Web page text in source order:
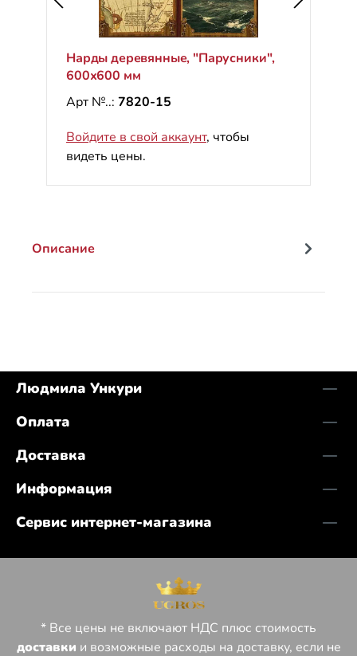
Нарды деревянные, "Парусники",
600х600 мм
Арт №..: 7820-15
Войдите в свой аккаунт, чтобы
видеть цены.
Описание
Людмила Ункури
Оплата
Доставка
Информация
Сервис интернет-магазина
* Все цены не включают НДС плюс стоимость
доставки и возможные расходы на доставку, если не